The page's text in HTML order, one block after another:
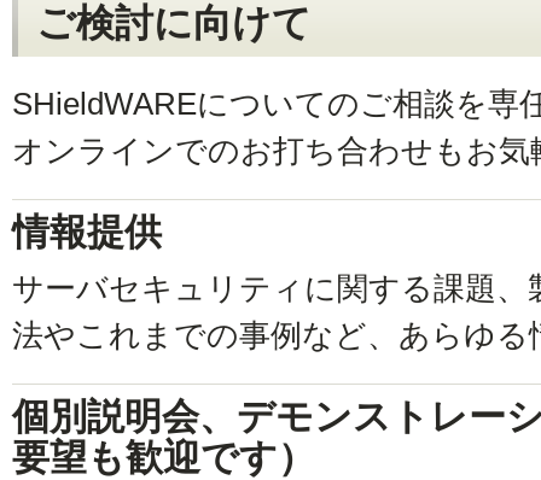
ご検討に向けて
SHieldWAREについてのご相談を専
オンラインでのお打ち合わせもお
情報提供
サーバセキュリティに関する課題、
法やこれまでの事例など、あらゆ
個別説明会、デモンストレー
要望も歓迎です）